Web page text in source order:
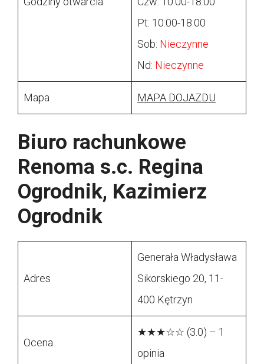
Pt: 10:00-18:00
Sob: Nieczynne
Nd: Nieczynne
Mapa MAPA DOJAZDU
Biuro rachunkowe
Renoma s.c. Regina
Ogrodnik, Kazimierz
Ogrodnik
Adres
Generała Władysława
Sikorskiego 20, 11-
400 Kętrzyn
Ocena
★★★☆☆ (3.0) – 1
opinia